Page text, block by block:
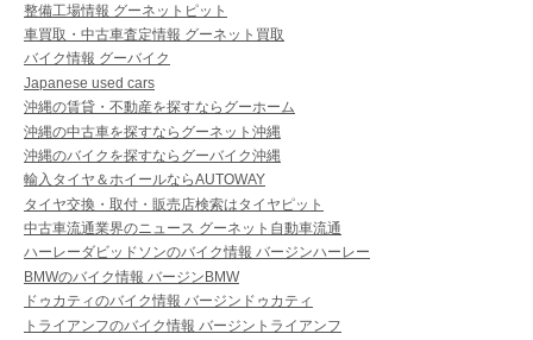
整備工場情報 グーネットピット
車買取・中古車査定情報 グーネット買取
バイク情報 グーバイク
Japanese used cars
沖縄の賃貸・不動産を探すならグーホーム
沖縄の中古車を探すならグーネット沖縄
沖縄のバイクを探すならグーバイク沖縄
輸入タイヤ＆ホイールならAUTOWAY
タイヤ交換・取付・販売店検索はタイヤピット
中古車流通業界のニュース グーネット自動車流通
ハーレーダビッドソンのバイク情報 バージンハーレー
BMWのバイク情報 バージンBMW
ドゥカティのバイク情報 バージンドゥカティ
トライアンフのバイク情報 バージントライアンフ